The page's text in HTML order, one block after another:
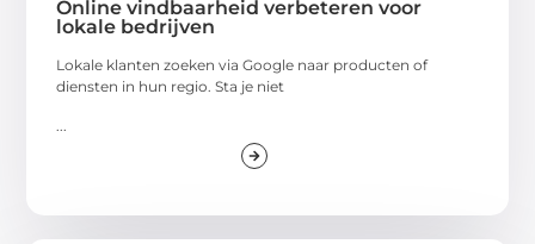
Online vindbaarheid verbeteren voor
lokale bedrijven
Lokale klanten zoeken via Google naar producten of
diensten in hun regio. Sta je niet